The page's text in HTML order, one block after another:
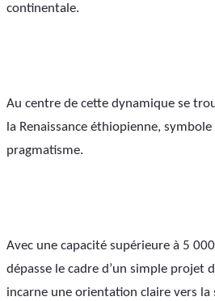
continentale.
Au centre de cette dynamique se
la Renaissance éthiopienne,
pragmatisme.
Avec une capacité supérieure à 5
dépasse le cadre d’un simple projet
incarne une orientation claire vers la